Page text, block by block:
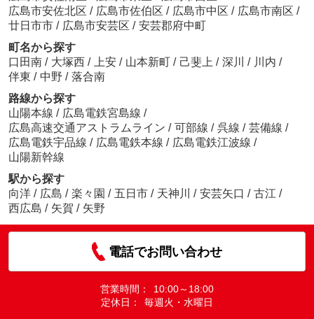
広島市安佐北区 / 広島市佐伯区 / 広島市中区 / 広島市南区 /
廿日市市 / 広島市安芸区 / 安芸郡府中町
町名から探す
口田南 / 大塚西 / 上安 / 山本新町 / 己斐上 / 深川 / 川内 /
伴東 / 中野 / 落合南
路線から探す
山陽本線 / 広島電鉄宮島線 /
広島高速交通アストラムライン / 可部線 / 呉線 / 芸備線 /
広島電鉄宇品線 / 広島電鉄本線 / 広島電鉄江波線 /
山陽新幹線
駅から探す
向洋 / 広島 / 楽々園 / 五日市 / 天神川 / 安芸矢口 / 古江 /
西広島 / 矢賀 / 矢野
電話でお問い合わせ
営業時間：
10:00～18:00
定休日：
毎週火・水曜日